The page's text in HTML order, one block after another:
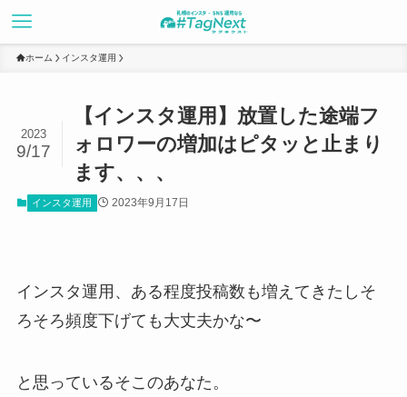
ホーム インスタ運用
【インスタ運用】放置した途端フ
ォロワーの増加はピタッと止まり
ます、、、
2023
9/17
インスタ運用 2023年9月17日
インスタ運用、ある程度投稿数も増えてきたしそ
ろそろ頻度下げても大丈夫かな〜
と思っているそこのあなた。